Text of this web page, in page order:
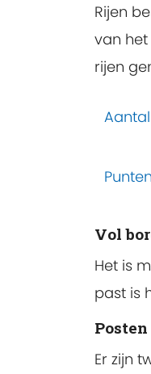
Rijen
van
rijen
Punten
Vol
Het is
past is
Posten
Er zijn